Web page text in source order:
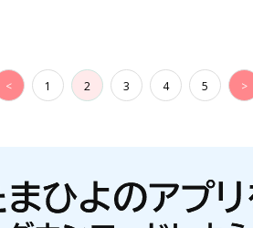
< 1 2 3 4 5 >